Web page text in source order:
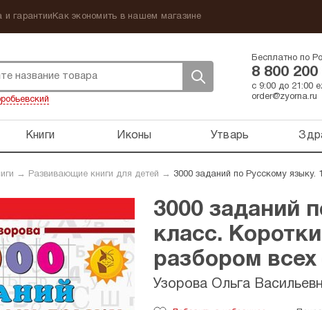
и гарантии Как экономить в нашем магазине
Бесплатно по
8 800 200
с 9:00 до 21:00
order@zyorna.ru
Книги Иконы Утварь
→ Развивающие книги для детей → 3000 заданий по Русскому языку.
3000 заданий
класс.
разбором
Узорова Ольга